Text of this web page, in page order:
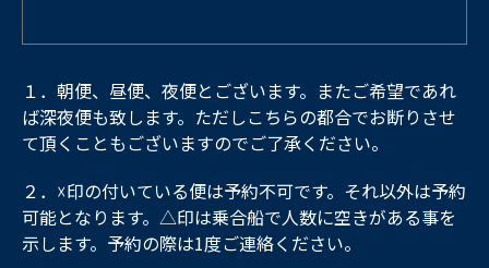
１．朝便、昼便、夜便とございます。またご希望であれ
ば深夜便も致します。ただしこちらの都合でお断りさせ
て頂くこともございますのでご了承ください。
２．☓印の付いている便は予約不可です。それ以外は予約
可能となります。△印は乗合船で人数に空きがある事を
示します。予約の際は1度ご連絡ください。